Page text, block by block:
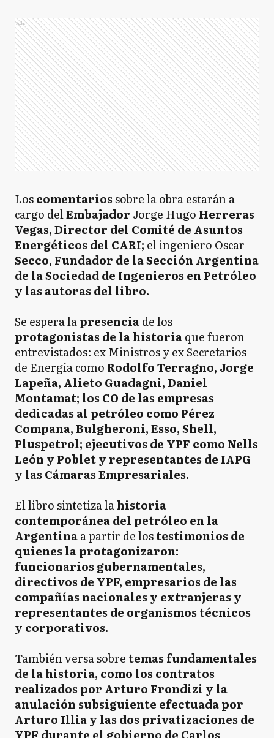
Ads
Loscomentariossobre la obra estarán a
cargo delEmbajador Jorge Hugo Herreras
Vegas, Director del Comité de Asuntos
Energéticos del CARI; el ingeniero Oscar
Secco, Fundador de la Sección Argentina
de la Sociedad de Ingenieros en Petróleo
y las autoras del libro.
Se espera lapresenciade los
protagonistas de la historiaque fueron
entrevistados: ex Ministros y ex Secretarios
de Energía como Rodolfo Terragno, Jorge
Lapeña, Alieto Guadagni, Daniel
Montamat; los CO de las empresas
dedicadas al petróleo como Pérez
Compana, Bulgheroni, Esso, Shell,
Pluspetrol; ejecutivos de YPF como Nells
León y Poblet y representantes de IAPG
y las Cámaras Empresariales.
El libro sintetiza lahistoria
contemporánea del petróleo en la
Argentinaa partir de lostestimonios de
quienes la protagonizaron:
funcionarios gubernamentales,
directivos de YPF, empresarios de las
compañías nacionales y extranjeras y
representantes de organismos técnicos
y corporativos.
También versa sobre temas fundamentales
de la historia, como los contratos
realizados por Arturo Frondizi y la
anulación subsiguiente efectuada por
Arturo Illia y las dos privatizaciones de
YPF durante el gobierno de Carlos